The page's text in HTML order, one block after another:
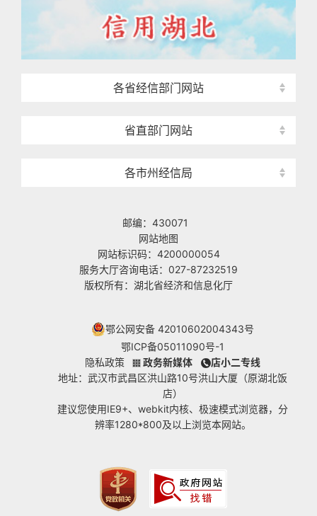
各省经信部门网站
省直部门网站
各市州经信局
邮编：430071
网站地图
网站标识码：4200000054
服务大厅咨询电话：027-87232519
版权所有：湖北省经济和信息化厅
鄂公网安备 42010602004343号
鄂ICP备05011090号-1
隐私政策
政务新媒体
店小二专线
地址：武汉市武昌区洪山路10号洪山大厦（原湖北饭
店）
建议您使用IE9+、webkit内核、极速模式浏览器，分
辨率1280*800及以上浏览本网站。